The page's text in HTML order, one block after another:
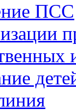
ПСС